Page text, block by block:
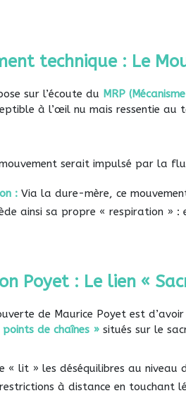
technique : Le
sur l’écoute du MRP
à l’œil nu mais ressentie au
serait impulsé par la
: Via la dure-mère, ce
ainsi sa propre « respiration »
Poyet : Le lien «
de Maurice Poyet est
points de chaînes » situés sur le
« lit » les déséquilibres au niveau
à distance en touchant